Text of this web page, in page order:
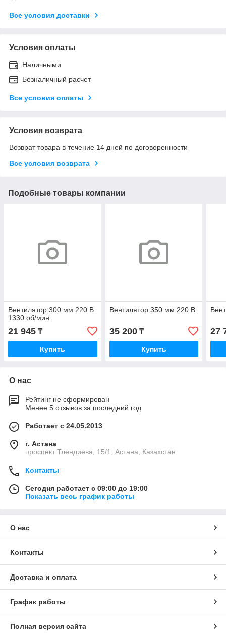
Все условия доставки
Условия оплаты
Наличными
Безналичный расчет
Все условия оплаты
Условия возврата
Возврат товара в течение 14 дней по договоренности
Все условия возврата
Подобные товары компании
Вентилятор 300 мм 220 В
1330 об/мин
21 945 ₸
Купить
Вентилятор 350 мм 220 В
35 200₸
Купить
27
О нас
Рейтинг не сформирован
Менее 5 отзывов за последний год
Работает с 24.05.2013
г. Астана
проспект Тлендиева, 15/1, Астана, Казахстан
Контакты
Сегодня работает с 09:00 до 19:00
Показать весь график работы
О нас
Контакты
Доставка и оплата
График работы
Полная версия сайта